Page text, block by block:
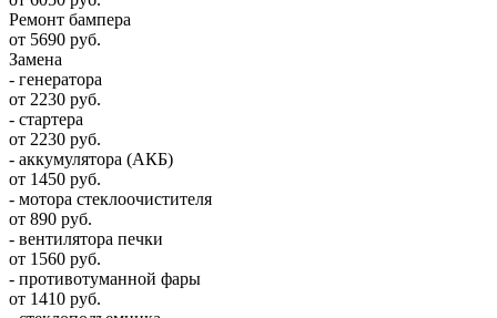
Ремонт бампера
от 5690 руб.
Замена
- генератора
от 2230 руб.
- стартера
от 2230 руб.
- аккумулятора (АКБ)
от 1450 руб.
- мотора стеклоочистителя
от 890 руб.
- вентилятора печки
от 1560 руб.
- противотуманной фары
от 1410 руб.